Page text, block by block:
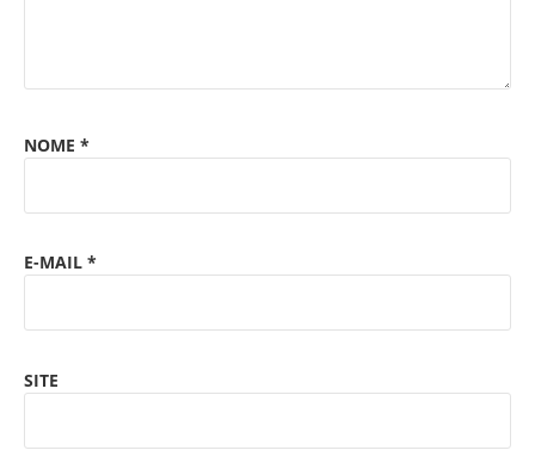
NOME *
E-MAIL *
SITE